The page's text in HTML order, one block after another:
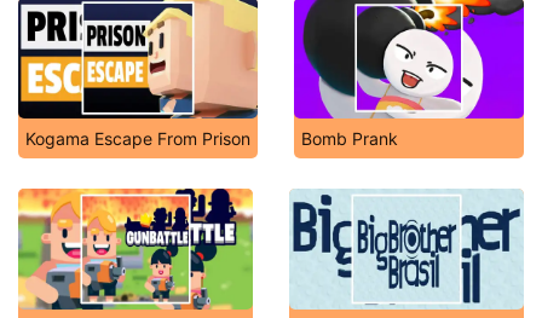
Kogama Escape From Prison Bomb Prank